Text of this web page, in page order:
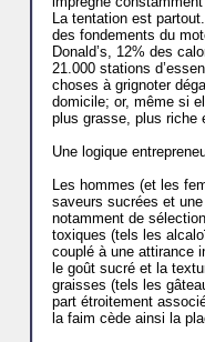
La tentation est
des fondements du
Donald’s, 12% des
21.000 stations
choses à grignoter
domicile; or, même si
plus grasse, plus riche
Une logique
Les hommes (et les
saveurs sucrées et
notamment de
toxiques (tels les
couplé à une attirance
le goût sucré et la
graisses (tels les
part étroitement
la faim cède ainsi la